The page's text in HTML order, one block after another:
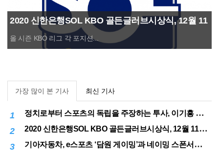
2020 신한은행SOL KBO 골든글러브시상식, 12월 11
일(금) 시행
올 시즌 KBO 리그 각 포지션...
가장 많이 본 기사 최신 기사
1 정치로부터 스포츠의 독립을 주장하는 투사, 이기흥 대한체육회장 연임 성공
2 2020 신한은행SOL KBO 골든글러브시상식, 12월 11일(금) 시행
3 기아자동차, e스포츠 ‘담원 게이밍’과 네이밍 스폰서십 체결